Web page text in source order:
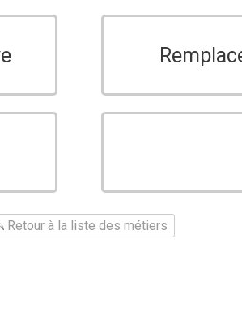
Retour à la liste des métiers